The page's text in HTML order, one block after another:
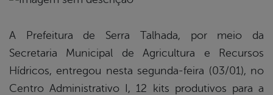
A Prefeitura de Serra Talhada, por meio da
Secretaria Municipal de Agricultura e Recursos
Hídricos, entregou nesta segunda-feira (03/01), no
Centro Administrativo I, 12 kits produtivos para a